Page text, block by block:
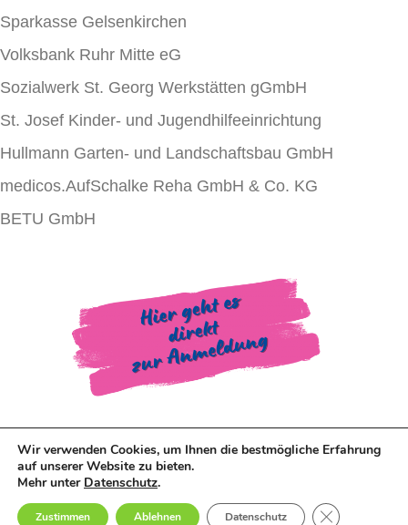
Sparkasse Gelsenkirchen
Volksbank Ruhr Mitte eG
Sozialwerk St. Georg Werkstätten gGmbH
St. Josef Kinder- und Jugendhilfeeinrichtung
Hullmann Garten- und Landschaftsbau GmbH
medicos.AufSchalke Reha GmbH & Co. KG
BETU GmbH
Datenschutz Impressum
Wir verwenden Cookies, um Ihnen die bestmögliche Erfahrung
auf unserer Website zu bieten.
Mehr unter Datenschutz.
Zustimmen Ablehnen Datenschutz GDPR